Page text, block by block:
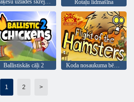
Rotaļu lidmašīna
Ballistiskās cāļi 2
1 2 >